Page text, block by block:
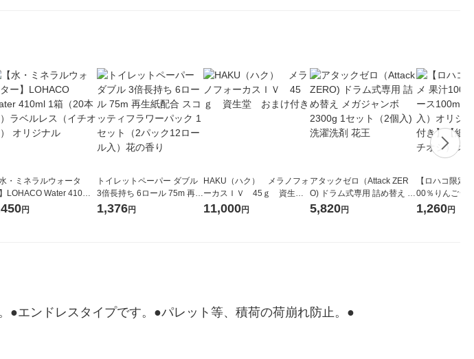
水・ミネラルウォータ
LOHACO Water 410ml
（20本入）ラベルレス
円
トイレットペーパー ダブル
3倍長持ち 6ロール 75m 再生
紙配合 スコッティフラワー
1,376円
HAKU（ハク） メラノフォ
ーカスＩＶ 45ｇ 資生
堂 おまけ付き
11,000円
アタックゼロ（Attack ZER
O) ドラム式専用 詰め替え メ
ガジャンボ 2300g 1セット
5,820円
【ロハコ限定
00％りんごジ
箱（18本入）
1,260円
●エンドレスタイプです。●パレット等、積荷の荷崩れ防止。●